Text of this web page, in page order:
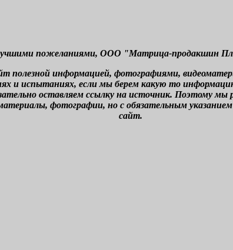
пожеланиями, ООО "Матрица-продакшин
полезной информацией, фотографиями,
и испытаниях, если мы берем какую то
оставляем ссылку на источник. Поэтому мы
фотографии, но с обязательным
сайт.